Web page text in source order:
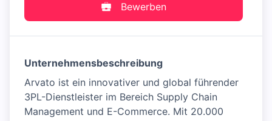
Bewerben
Unternehmensbeschreibung
Arvato ist ein innovativer und global führender
3PL-Dienstleister im Bereich Supply Chain
Management und E-Commerce. Mit 20.000